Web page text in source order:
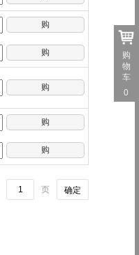
购
购
购
购
购
页 确定
购
物
车
0